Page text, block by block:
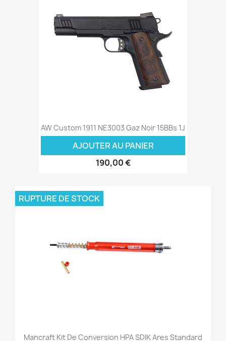
AW Custom 1911 NE3003 Gaz Noir 15BBs 1J
AJOUTER AU PANIER
190,00 €
Mancraft Kit De Conversion HPA SDIK Ares Standard
RUPTURE DE STOCK